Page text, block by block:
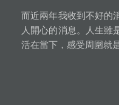
而近兩年我收到不好的
人開心的消息。人生雖
活在當下，感受周圍就